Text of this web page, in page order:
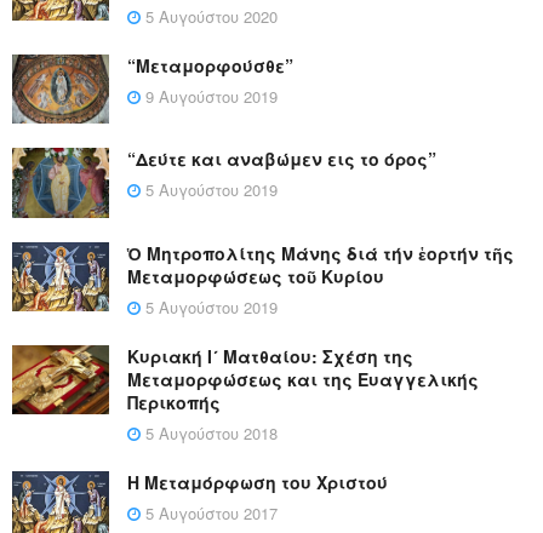
5 Αυγούστου 2020
“Μεταμορφούσθε”
9 Αυγούστου 2019
“Δεύτε και αναβώμεν εις το όρος”
5 Αυγούστου 2019
Ὁ Μητροπολίτης Μάνης διά τήν ἑορτήν τῆς
Μεταμορφώσεως τοῦ Κυρίου
5 Αυγούστου 2019
Κυριακή Ι´ Ματθαίου: Σχέση της
Μεταμορφώσεως και της Ευαγγελικής
Περικοπής
5 Αυγούστου 2018
Η Μεταμόρφωση του Χριστού
5 Αυγούστου 2017